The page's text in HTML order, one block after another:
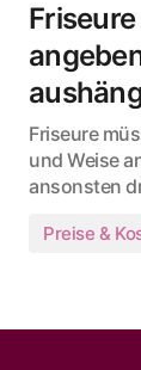
Friseure
und Weise
ansonsten
Preise &